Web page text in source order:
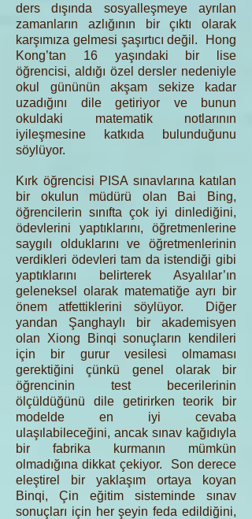
ders dışında sosyalleşmeye ayrılan
zamanların azlığının bir çıktı olarak
karşımıza gelmesi şaşırtıcı değil. Hong
Kong’tan 16 yaşındaki bir lise
öğrencisi, aldığı özel dersler nedeniyle
okul gününün akşam sekize kadar
uzadığını dile getiriyor ve bunun
okuldaki matematik notlarının
iyileşmesine katkıda bulunduğunu
söylüyor.
Kırk öğrencisi PISA sınavlarına katılan
bir okulun müdürü olan Bai Bing,
öğrencilerin sınıfta çok iyi dinlediğini,
ödevlerini yaptıklarını, öğretmenlerine
saygılı olduklarını ve öğretmenlerinin
verdikleri ödevleri tam da istendiği gibi
yaptıklarını belirterek Asyalılar’ın
geleneksel olarak matematiğe ayrı bir
önem atfettiklerini söylüyor. Diğer
yandan Şanghaylı bir akademisyen
olan Xiong Binqi sonuçların kendileri
için bir gurur vesilesi olmaması
gerektiğini çünkü genel olarak bir
öğrencinin test becerilerinin
ölçüldüğünü dile getirirken teorik bir
modelde en iyi cevaba
ulaşılabileceğini, ancak sınav kağıdıyla
bir fabrika kurmanın mümkün
olmadığına dikkat çekiyor. Son derece
eleştirel bir yaklaşım ortaya koyan
Binqi, Çin eğitim sisteminde sınav
sonuçları için her şeyin feda edildiğini,